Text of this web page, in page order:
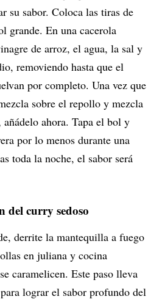
su sabor. Coloca las tiras de
grande. En una cacerola
de arroz, el agua, la sal y
removiendo hasta que el
por completo. Una vez que
sobre el repollo y mezcla
ahora. Tapa el bol y
por lo menos durante una
toda la noche, el sabor será
del curry sedoso
derrite la mantequilla a fuego
en juliana y cocina
caramelicen. Este paso lleva
lograr el sabor profundo del